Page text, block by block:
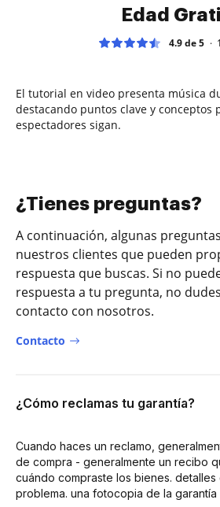
Edad
4.9 de 5
El tutorial en video presenta música
destacando puntos clave y conceptos
espectadores sigan.
¿Tienes preguntas?
A continuación, algunas
nuestros clientes que pueden
respuesta que buscas. Si no
respuesta a tu pregunta, no
contacto con nosotros.
Contacto
¿Cómo reclamas tu garantía?
Cuando haces un reclamo,
de compra - generalmente un recibo
cuándo compraste los bienes. detalles
problema. una fotocopia de la garantía